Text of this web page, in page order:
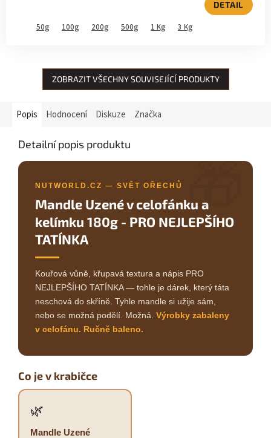
DETAIL
50g 100g 200g 500g 1 Kg 3 Kg
ZOBRAZIT VŠECHNY SOUVISEJÍCÍ PRODUKTY
Popis Hodnocení Diskuze Značka
Detailní popis produktu
🎁
NUTWORLD.CZ — SVĚT OŘECHŮ
Mandle Uzené v celofánku a
kelímku 180g - PRO NEJLEPŠÍHO
TATÍNKA
Kouřová vůně, křupavá textura a nápis PRO
NEJLEPŠÍHO TATÍNKA — tohle je dárek, který táta
neschová do skříně. Tyhle mandle si užije sám,
nebo se možná podělí. Možná. Výrobky zabaleny
v celofánu. Ručně baleno.
Co je v krabičce
🌿
Mandle Uzené